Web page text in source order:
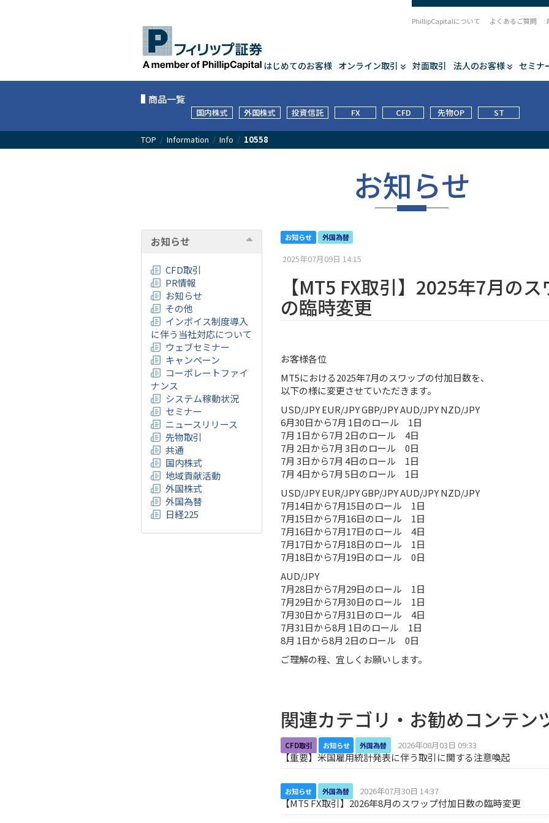
はじめてのお客様 オンライン取引 対面取引 法人のお客様 セミナ
PhillipCapitalについて よくあるご質問
商品一覧
国内株式 外国株式 投資信託 FX CFD 先物OP ST
TOP / Information / Info / 10558
お知らせ
お知らせ
CFD取引
PR情報
お知らせ
その他
インボイス制度導入
に伴う当社対応について
ウェブセミナー
キャンペーン
コーポレートファイ
ナンス
システム稼動状況
セミナー
ニュースリリース
先物取引
共通
国内株式
地域貢献活動
外国株式
外国為替
日経225
お知らせ 外国為替
2025年07月09日 14:15
【MT5 FX取引】2025年7月の
の臨時変更
お客様各位
MT5における2025年7月のスワップの付加日数を、
以下の様に変更させていただきます。
USD/JPY EUR/JPY GBP/JPY AUD/JPY NZD/JPY
6月30日から7月 1日のロール 1日
7月 1日から7月 2日のロール 4日
7月 2日から7月 3日のロール 0日
7月 3日から7月 4日のロール 1日
7月 4日から7月 5日のロール 1日
USD/JPY EUR/JPY GBP/JPY AUD/JPY NZD/JPY
7月14日から7月15日のロール 1日
7月15日から7月16日のロール 1日
7月16日から7月17日のロール 4日
7月17日から7月18日のロール 1日
7月18日から7月19日のロール 0日
AUD/JPY
7月28日から7月29日のロール 1日
7月29日から7月30日のロール 1日
7月30日から7月31日のロール 4日
7月31日から8月 1日のロール 1日
8月 1日から8月 2日のロール 0日
ご理解の程、宜しくお願いします。
関連カテゴリ・お勧めコンテン
CFD取引 お知らせ 外国為替 2026年08月03日 09:33
【重要】米国雇用統計発表に伴う取引に関する注意喚起
お知らせ 外国為替 2026年07月30日 14:37
【MT5 FX取引】2026年8月のスワップ付加日数の臨時変更